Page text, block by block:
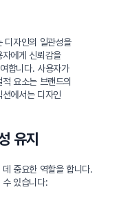
디자인의 일관성을
에게 신뢰감을
합니다. 사용자가
요소는 브랜드의
에서는 디자인
유지
중요한 역할을 합니다.
있습니다: